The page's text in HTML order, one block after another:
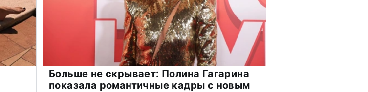
Больше не скрывает: Полина Гагарина
показала романтичные кадры с новым